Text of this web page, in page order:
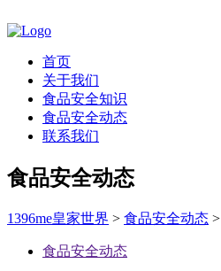
首页
关于我们
食品安全知识
食品安全动态
联系我们
食品安全动态
1396me皇家世界 > 食品安全动态 >
食品安全动态